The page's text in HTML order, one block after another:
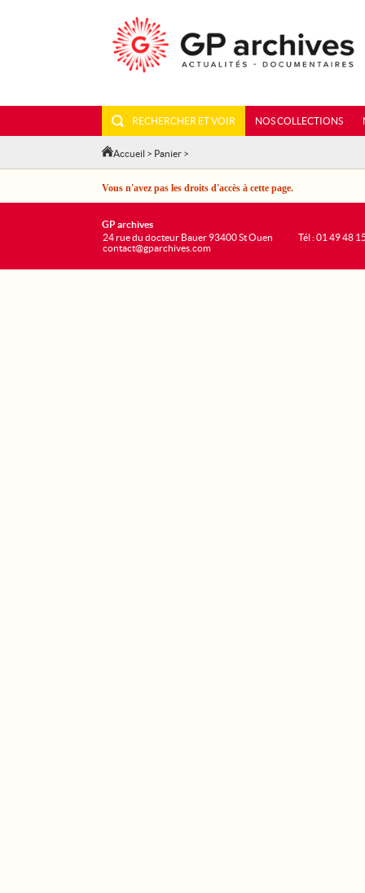
RECHERCHER ET VOIR NOS COLLECTIONS
Accueil > Panier >
Vous n'avez pas les droits d'accès à cette page.
GP archives
24 rue du docteur Bauer 93400 St Ouen
contact@gparchives.com
Tél : 01 49 48